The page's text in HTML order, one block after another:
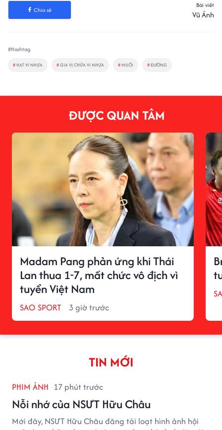
Chia sẻ
Bài viết
Vũ Ánh
#Hashtag
# HẠT VI NHỰA #GIA VỊ CHỨA VI NHỰA # MUỐI #ĐƯỜNG
ĐƯỢC QUAN TÂM
Madam Pang phản ứng khi Thái
Lan thua 1-7, mất chức vô địch vì
tuyển Việt Nam
SAO SPORT 3 giờ trước
TIN MỚI
PHIM ẢNH 17 phút trước
Nỗi nhớ của NSƯT Hữu Châu
Mới đây, NSƯT Hữu Châu đăng tải loạt hình ảnh hội